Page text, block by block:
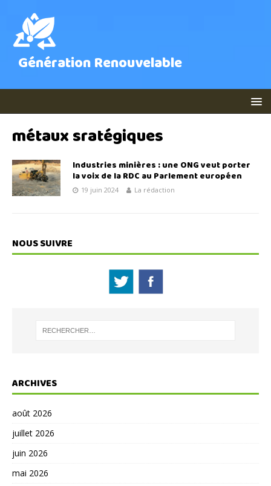
Génération Renouvelable
métaux sratégiques
Industries minières : une ONG veut porter
la voix de la RDC au Parlement européen
19 juin 2024 La rédaction
NOUS SUIVRE
ARCHIVES
août 2026
juillet 2026
juin 2026
mai 2026